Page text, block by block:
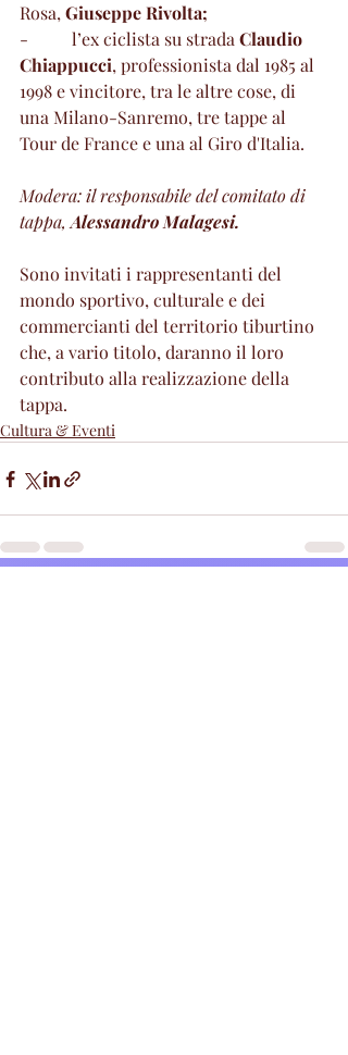
Rosa, Giuseppe Rivolta;
-          l’ex ciclista su strada Claudio
Chiappucci, professionista dal 1985 al
1998 e vincitore, tra le altre cose, di
una Milano-Sanremo, tre tappe al
Tour de France e una al Giro d'Italia.
Modera: il responsabile del comitato di
tappa, Alessandro Malagesi.
Sono invitati i rappresentanti del
mondo sportivo, culturale e dei
commercianti del territorio tiburtino
che, a vario titolo, daranno il loro
contributo alla realizzazione della
tappa.
Cultura & Eventi